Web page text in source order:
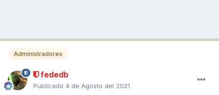
Administradores
fededb
Publicado 4 de Agosto del 2021